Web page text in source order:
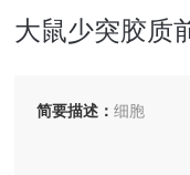
大鼠少突胶质
简要描述：细胞